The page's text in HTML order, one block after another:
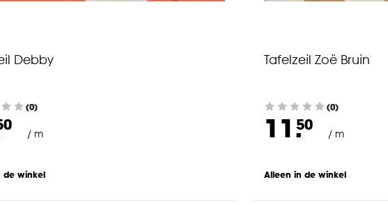
Debby
(0)
/ m
de winkel
Tafelzeil Zoë Bruin
(0)
11.50
/ m
Alleen in de winkel